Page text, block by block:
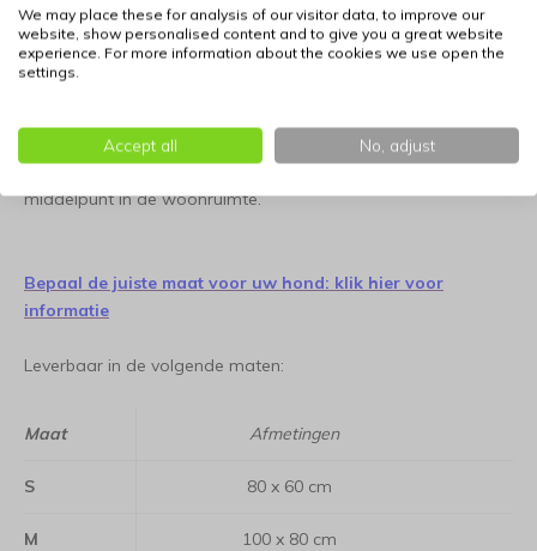
Europees vakmanschap
Dit kussen is in Europa geproduceerd met veel aandacht voor
de afwerking en de kwaliteit van de materialen. De stevige
klonteren, zodat de ondersteuning ook bij dagelijks gebruik
intact blijft. De lichtgrijze tint zorgt voor een rustig en tijdloos
middelpunt in de woonruimte.
Bepaal de juiste maat voor uw hond: klik hier voor
informatie
Leverbaar in de volgende maten:
Maat Afmetingen
S 80 x 60 cm
M 100 x 80 cm
We may place these for analysis of our visitor data, to improve our
website, show personalised content and to give you a great website
experience. For more information about the cookies we use open the
settings.
Accept all No, adjust